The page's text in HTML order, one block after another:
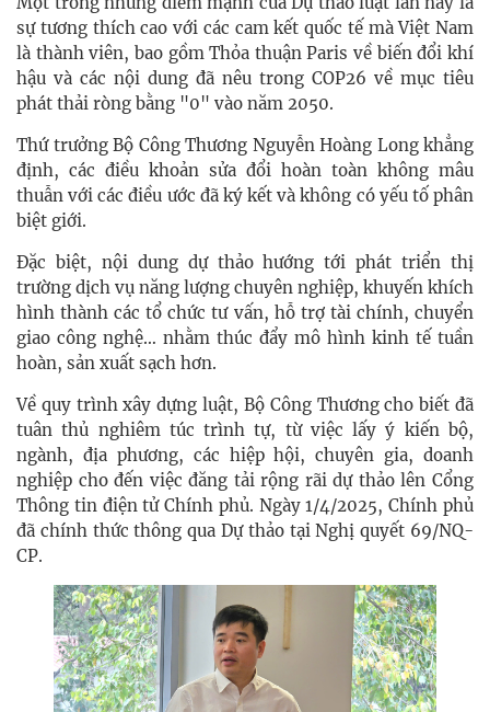
sự tương thích cao với các cam kết quốc tế mà Việt Nam
là thành viên, bao gồm Thỏa thuận Paris về biến đổi khí
hậu và các nội dung đã nêu trong COP26 về mục tiêu
phát thải ròng bằng "0" vào năm 2050.
Thứ trưởng Bộ Công Thương Nguyễn Hoàng Long khẳng
định, các điều khoản sửa đổi hoàn toàn không mâu
thuẫn với các điều ước đã ký kết và không có yếu tố phân
biệt giới.
Đặc biệt, nội dung dự thảo hướng tới phát triển thị
trường dịch vụ năng lượng chuyên nghiệp, khuyến khích
hình thành các tổ chức tư vấn, hỗ trợ tài chính, chuyển
giao công nghệ… nhằm thúc đẩy mô hình kinh tế tuần
hoàn, sản xuất sạch hơn.
Về quy trình xây dựng luật, Bộ Công Thương cho biết đã
tuân thủ nghiêm túc trình tự, từ việc lấy ý kiến bộ,
ngành, địa phương, các hiệp hội, chuyên gia, doanh
nghiệp cho đến việc đăng tải rộng rãi dự thảo lên Cổng
Thông tin điện tử Chính phủ. Ngày 1/4/2025, Chính phủ
đã chính thức thông qua Dự thảo tại Nghị quyết 69/NQ-
CP.